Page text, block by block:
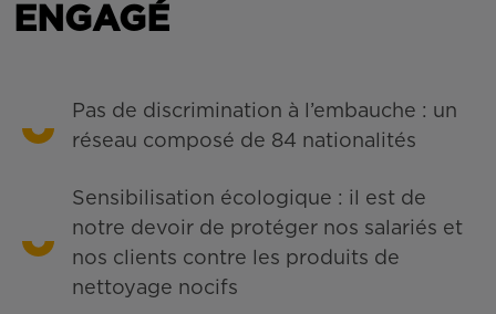
ENGAGÉ
Pas de discrimination à l’embauche : un
réseau composé de 84 nationalités
Sensibilisation écologique : il est de
notre devoir de protéger nos salariés et
nos clients contre les produits de
nettoyage nocifs